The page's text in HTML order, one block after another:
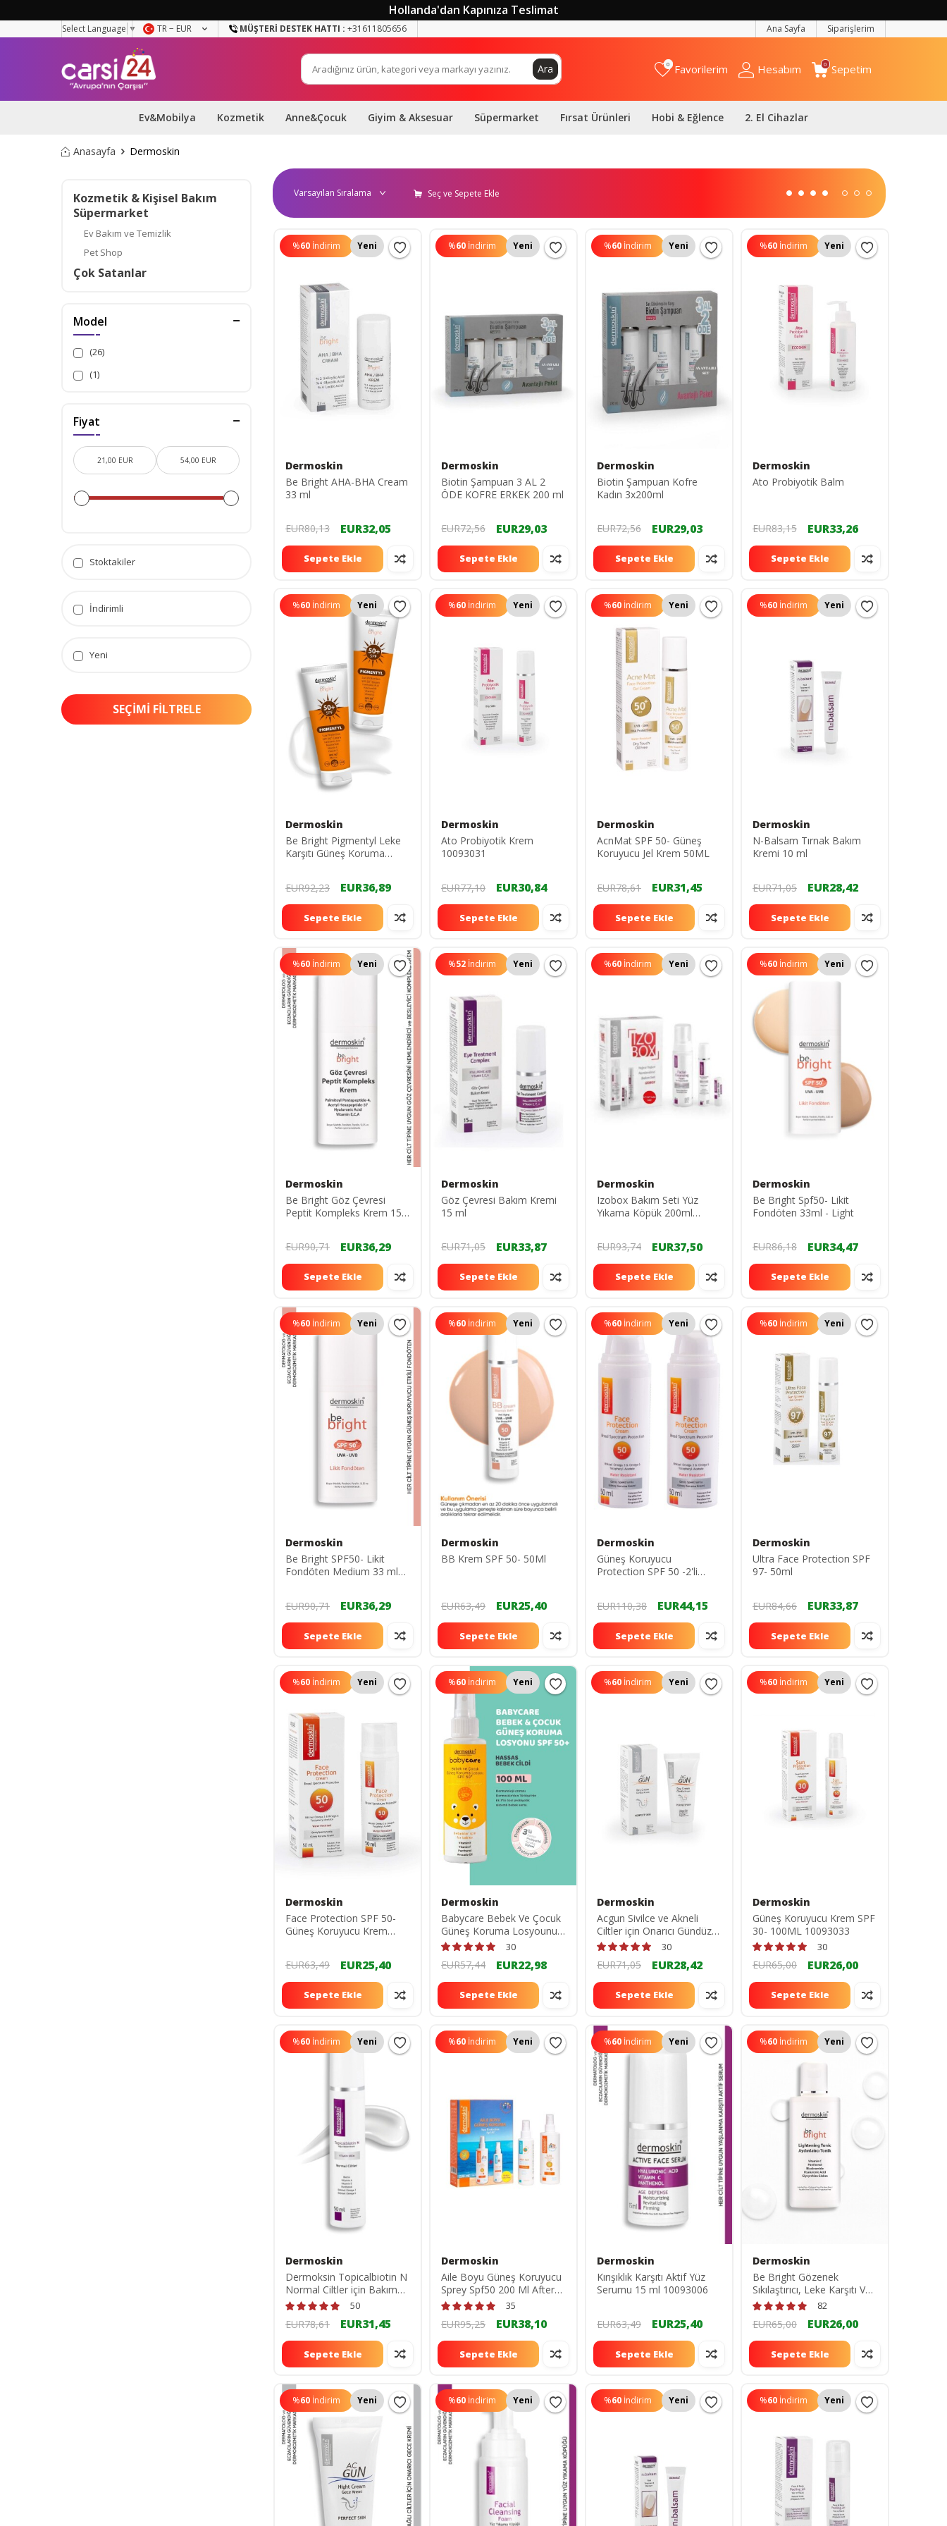
Hollanda'dan Kapınıza Teslimat
Select Language ▼ TR − EUR MÜŞTERI DESTEK HATTI : +31611805656 Ana Sayfa Siparişlerim
Ara 0 Favorilerim Hesabım 0 Sepetim
Ev&Mobilya Kozmetik Anne&Çocuk Giyim & Aksesuar Süpermarket Fırsat Ürünleri Hobi & Eğlence 2. El Cihazlar
Anasayfa Dermoskin
Kozmetik & Kişisel Bakım
Süpermarket
Ev Bakım ve Temizlik
Pet Shop
Çok Satanlar
Model
(26)
(1)
Fiyat
Stoktakiler
İndirimli
Yeni
SEÇIMI FILTRELE
Seç ve Sepete Ekle
%60 İndirim Yeni
Dermoskin
Be Bright AHA-BHA Cream
33 ml
EUR80,13 EUR32,05
Sepete Ekle
%60 İndirim Yeni
Dermoskin
Biotin Şampuan 3 AL 2
ÖDE KOFRE ERKEK 200 ml
EUR72,56 EUR29,03
Sepete Ekle
%60 İndirim Yeni
Dermoskin
Biotin Şampuan Kofre
Kadın 3x200ml
EUR72,56 EUR29,03
Sepete Ekle
%60 İndirim Yeni
Dermoskin
Ato Probiyotik Balm
EUR83,15 EUR33,26
Sepete Ekle
%60 İndirim Yeni
Dermoskin
Be Bright Pigmentyl Leke
Karşıtı Güneş Koruma
EUR92,23
EUR36,89
Sepete Ekle
%60 İndirim Yeni
Dermoskin
Ato Probiyotik Krem
10093031
EUR77,10 EUR30,84
Sepete Ekle
%60 İndirim Yeni
Dermoskin
AcnMat SPF 50- Güneş
Koruyucu Jel Krem 50ML
EUR78,61 EUR31,45
Sepete Ekle
%60 İndirim Yeni
Dermoskin
N-Balsam Tırnak Bakım
Kremi 10 ml
EUR71,05 EUR28,42
Sepete Ekle
%60 İndirim Yeni
Dermoskin
Be Bright Göz Çevresi
Peptit Kompleks Krem 15
EUR90,71
EUR36,29
Sepete Ekle
%52 İndirim Yeni
Dermoskin
Göz Çevresi Bakım Kremi
15 ml
EUR71,05 EUR33,87
Sepete Ekle
%60 İndirim Yeni
Dermoskin
Izobox Bakım Seti Yüz
Yıkama Köpük 200ml
EUR93,74 EUR37,50
Sepete Ekle
%60 İndirim Yeni
Dermoskin
Be Bright Spf50- Likit
Fondöten 33ml - Light
EUR86,18 EUR34,47
Sepete Ekle
%60 İndirim Yeni
Dermoskin
Be Bright SPF50- Likit
Fondöten Medium 33 ml
EUR90,71
EUR36,29
Sepete Ekle
%60 İndirim Yeni
Dermoskin
BB Krem SPF 50- 50Ml
EUR63,49 EUR25,40
Sepete Ekle
%60 İndirim Yeni
Dermoskin
Güneş Koruyucu
Protection SPF 50 -2'li
EUR110,38 EUR44,15
Sepete Ekle
%60 İndirim Yeni
Dermoskin
Ultra Face Protection SPF
97- 50ml
EUR84,66 EUR33,87
Sepete Ekle
%60 İndirim Yeni
Dermoskin
Face Protection SPF 50-
Güneş Koruyucu Krem
EUR63,49
EUR25,40
Sepete Ekle
%60 İndirim Yeni
Dermoskin
Babycare Bebek Ve Çocuk
Güneş Koruma Losyounu
Spf 50 100 ml
30
EUR57,44 EUR22,98
Sepete Ekle
%60 İndirim Yeni
Dermoskin
Acgun Sivilce ve Akneli
Ciltler için Onarıcı Gündüz
Kremi 10093015
30
EUR71,05 EUR28,42
Sepete Ekle
%60 İndirim Yeni
Dermoskin
Güneş Koruyucu Krem SPF
30- 100ML 10093033
30
EUR65,00 EUR26,00
Sepete Ekle
%60 İndirim Yeni
Dermoskin
Dermoksin Topicalbiotin N
Normal Ciltler için Bakım
Kremi 50ml 10093009
50
EUR78,61 EUR31,45
Sepete Ekle
%60 İndirim Yeni
Dermoskin
Aile Boyu Güneş Koruyucu
Sprey Spf50 200 Ml After
Sun 100 Ml Hediye
10093037
35
EUR95,25 EUR38,10
Sepete Ekle
%60 İndirim Yeni
Dermoskin
Kırışıklık Karşıtı Aktif Yüz
Serumu 15 ml 10093006
EUR63,49 EUR25,40
Sepete Ekle
%60 İndirim Yeni
Dermoskin
Be Bright Gözenek
Sıkılaştırıcı, Leke Karşıtı Ve
Aydınlatıcı Tonik 200 ml
8697796000899
82
EUR65,00 EUR26,00
Sepete Ekle
%60 İndirim Yeni %60 İndirim Yeni %60 İndirim Yeni %60 İndirim Yeni